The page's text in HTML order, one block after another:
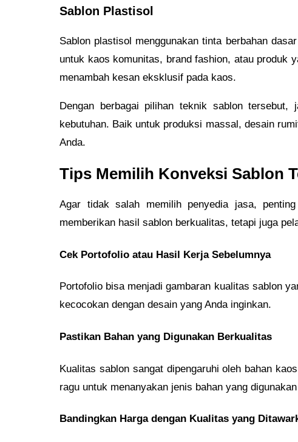
Sablon Plastisol
Sablon plastisol menggunakan tinta berbahan
untuk kaos komunitas, brand fashion, atau produk
menambah kesan eksklusif pada kaos.
Dengan berbagai pilihan teknik sablon
kebutuhan. Baik untuk produksi massal, desain
Anda.
Tips Memilih Konveksi Sablon
Agar tidak salah memilih penyedia jasa,
memberikan hasil sablon berkualitas, tetapi juga
Cek Portofolio atau Hasil Kerja Sebelumnya
Portofolio bisa menjadi gambaran kualitas sablon
kecocokan dengan desain yang Anda inginkan.
Pastikan Bahan yang Digunakan Berkualitas
Kualitas sablon sangat dipengaruhi oleh bahan
ragu untuk menanyakan jenis bahan yang
Bandingkan Harga dengan Kualitas yang